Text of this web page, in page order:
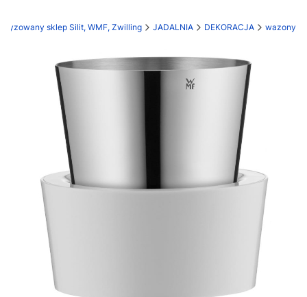
sklep Silit, WMF, Zwilling JADALNIA DEKORACJA wazony